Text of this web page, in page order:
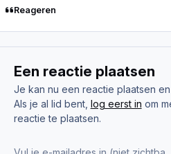
Reageren
Een reactie plaatsen
Je kan nu een reactie plaatsen
Als je al lid bent, log eerst in om
reactie te plaatsen.